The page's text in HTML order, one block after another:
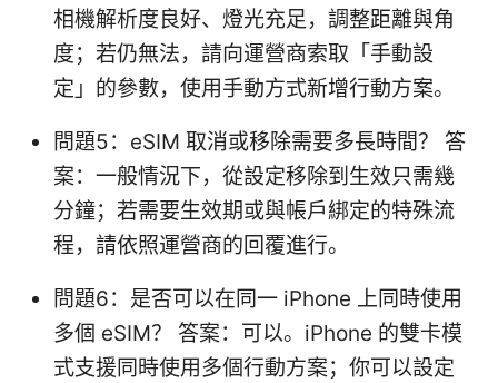
相機解析度良好、燈光充足，調整距離與角
度；若仍無法，請向運營商索取「手動設
定」的參數，使用手動方式新增行動方案。
問題5：eSIM 取消或移除需要多長時間？ 答
案：一般情況下，從設定移除到生效只需幾
分鐘；若需要生效期或與帳戶綁定的特殊流
程，請依照運營商的回覆進行。
問題6：是否可以在同一 iPhone 上同時使用
多個 eSIM？ 答案：可以。iPhone 的雙卡模
式支援同時使用多個行動方案；你可以設定